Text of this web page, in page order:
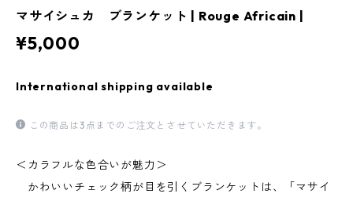
マサイシュカ ブランケット | Rouge Africain |
¥5,000
International shipping available
この商品は3点までのご注文とさせていただきます。
＜カラフルな色合いが魅力＞
かわいいチェック柄が目を引くブランケットは、「マサイ